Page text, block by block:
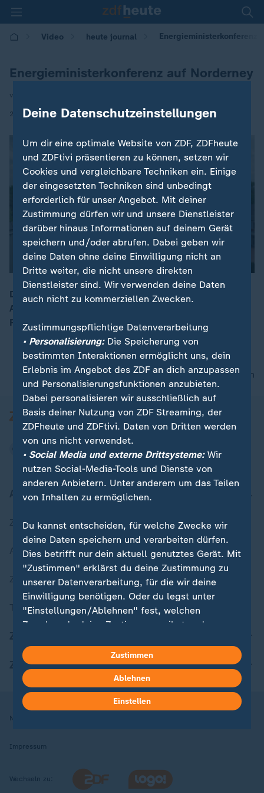
Video heute journal Energieministerkonferenz
Energieministerkonferenz auf Norderney
von Svenja Bergerhoff
22.05.2026 | 22:00
Die Bundesländer dringen auf einen konsequenteren
Ausbau der erneuerbaren Energien und kritisieren die
Reformpläne von Bundeswirtschaftsministerin Reiche.
nach oben
Aktuell bei ZDFheute
Zuletzt veröffentlicht
Aktuelle Sendungs-Videos
ZDFheute Stories
Themen im Überblick
ZDFheute Apps
Nutzungsbedingungen
Impressum
Wechseln zu:
Deine Datenschutzeinstellungen
Um dir eine optimale Website von ZDF, ZDFheute
und ZDFtivi präsentieren zu können, setzen wir
Cookies und vergleichbare Techniken ein. Einige
der eingesetzten Techniken sind unbedingt
erforderlich für unser Angebot. Mit deiner
Zustimmung dürfen wir und unsere Dienstleister
darüber hinaus Informationen auf deinem Gerät
speichern und/oder abrufen. Dabei geben wir
deine Daten ohne deine Einwilligung nicht an
Dritte weiter, die nicht unsere direkten
Dienstleister sind. Wir verwenden deine Daten
auch nicht zu kommerziellen Zwecken.
Zustimmungspflichtige Datenverarbeitung
• Personalisierung:Die Speicherung von
bestimmten Interaktionen ermöglicht uns, dein
Erlebnis im Angebot des ZDF an dich anzupassen
und Personalisierungsfunktionen anzubieten.
Dabei personalisieren wir ausschließlich auf
Basis deiner Nutzung von ZDF Streaming, der
ZDFheute und ZDFtivi. Daten von Dritten werden
von uns nicht verwendet.
• Social Media und externe Drittsysteme:Wir
nutzen Social-Media-Tools und Dienste von
anderen Anbietern. Unter anderem um das Teilen
von Inhalten zu ermöglichen.
Du kannst entscheiden, für welche Zwecke wir
deine Daten speichern und verarbeiten dürfen.
Dies betrifft nur dein aktuell genutztes Gerät. Mit
"Zustimmen" erklärst du deine Zustimmung zu
unserer Datenverarbeitung, für die wir deine
Einwilligung benötigen. Oder du legst unter
"Einstellungen/Ablehnen" fest, welchen
Zwecken du deine Zustimmung gibst und
kannst du jederzeit mit Wirkung für die Zukunft
in deinen Einstellungen widerrufen oder ändern.
Hier findest du das Impressum.
Weitere Informationen findest du in unserer
Zustimmen
Ablehnen
Einstellen